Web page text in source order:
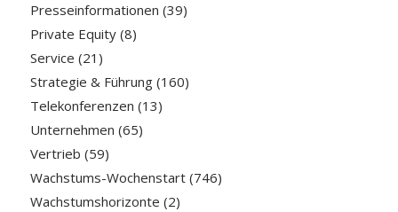
Presseinformationen (39)
Private Equity(8)
Service (21)
Strategie & Führung(160)
Telekonferenzen (13)
Unternehmen (65)
Vertrieb (59)
Wachstums-Wochenstart(746)
Wachstumshorizonte (2)